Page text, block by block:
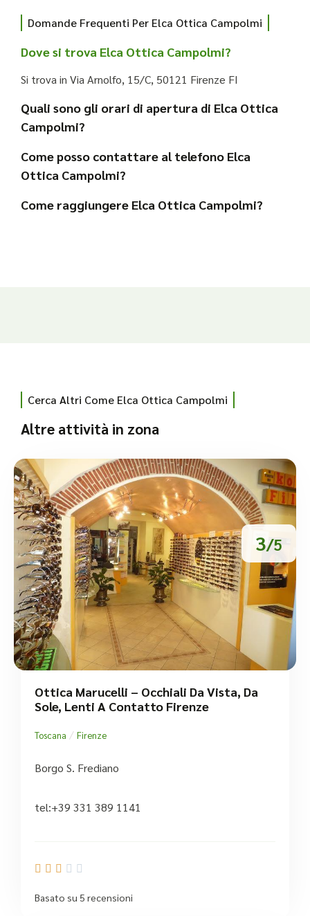
Domande Frequenti Per Elca Ottica Campolmi
Dove si trova Elca Ottica Campolmi?
Si trova in Via Arnolfo, 15/C, 50121 Firenze FI
Quali sono gli orari di apertura di Elca Ottica
Campolmi?
Come posso contattare al telefono Elca
Ottica Campolmi?
Come raggiungere Elca Ottica Campolmi?
Cerca Altri Come Elca Ottica Campolmi
Altre attività in zona
3/5
Ottica Marucelli – Occhiali Da Vista, Da
Sole, Lenti A Contatto Firenze
Toscana / Firenze
Borgo S. Frediano
tel:+39 331 389 1141
    
Basato su 5 recensioni